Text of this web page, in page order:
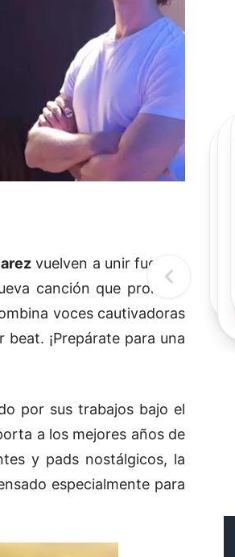
vuelven a unir fuerzas
canción que promete
voces cautivadoras
¡Prepárate para una
por sus trabajos bajo el
a los mejores años de
y pads nostálgicos, la
especialmente para